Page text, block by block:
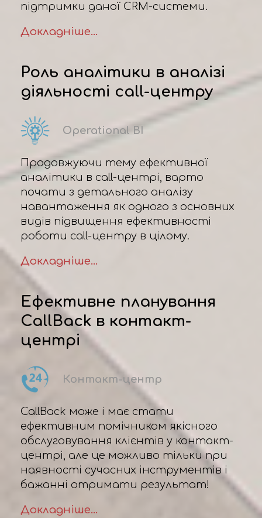
підтримки даної CRM-системи.
Докладніше...
Роль аналітики в аналізі
діяльності call-центру
Operational BI
Продовжуючи тему ефективної
аналітики в call-центрі, варто
почати з детального аналізу
навантаження як одного з основних
видів підвищення ефективності
роботи call-центру в цілому.
Докладніше...
Ефективне планування
CallBack в контакт-
центрі
Контакт-центр
CallBack може і має стати
ефективним помічником якісного
обслуговування клієнтів у контакт-
центрі, але це можливо тільки при
наявності сучасних інструментів і
бажанні отримати результат!
Докладніше...